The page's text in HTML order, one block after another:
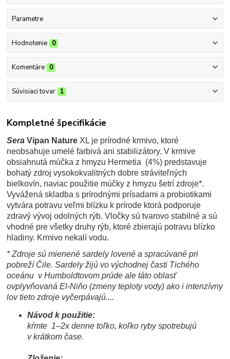
Parametre
Hodnotenie 0
Komentáre 0
Súvisiaci tovar 1
Kompletné špecifikácie
Sera Vipan Nature XL je prírodné krmivo, ktoré
neobsahuje umelé farbivá ani stabilizátory. V krmive
obsiahnutá múčka z hmyzu Hermetia (4%) predstavuje
bohatý zdroj vysokokvalitných dobre stráviteľných
bielkovín, naviac použitie múčky z hmyzu šetrí zdroje*.
Vyvážená skladba s prírodnými prísadami a probiotikami
vytvára potravu veľmi blízku k prírode ktorá podporuje
zdravý vývoj odolných rýb. Vločky sú tvarovo stabilné a sú
vhodné pre všetky druhy rýb, ktoré zbierajú potravu blízko
hladiny. Krmivo nekalí vodu.
* Zdroje sú mienené sardely lovené a spracúvané pri
pobreží Čile. Sardely žijú vo východnej časti Tichého
oceánu v Humboldtovom prúde ale táto oblasť
ovplyvňovaná El-Niňo (zmeny teploty vody) ako i intenzívny
lov tieto zdroje vyčerpávajú....
Návod k použitie:
kŕmte 1–2x denne toľko, koľko ryby spotrebujú
v krátkom čase.